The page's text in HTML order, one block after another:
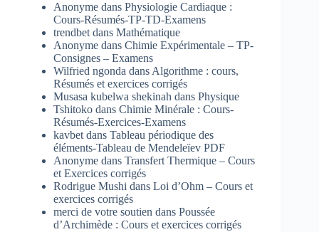
Anonyme dans Physiologie Cardiaque :
Cours-Résumés-TP-TD-Examens
trendbet dans Mathématique
Anonyme dans Chimie Expérimentale – TP-
Consignes – Examens
Wilfried ngonda dans Algorithme : cours,
Résumés et exercices corrigés
Musasa kubelwa shekinah dans Physique
Tshitoko dans Chimie Minérale : Cours-
Résumés-Exercices-Examens
kavbet dans Tableau périodique des
éléments-Tableau de Mendeleïev PDF
Anonyme dans Transfert Thermique – Cours
et Exercices corrigés
Rodrigue Mushi dans Loi d’Ohm – Cours et
exercices corrigés
merci de votre soutien dans Poussée
d’Archimède : Cours et exercices corrigés